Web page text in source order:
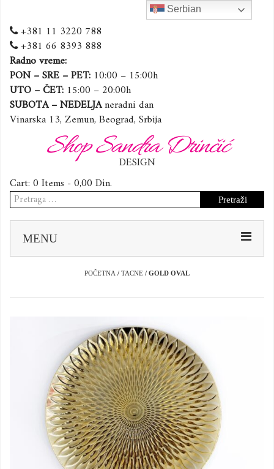
+381 11 3220 788
+381 66 8393 888
Radno vreme:
PON – SRE – PET: 10:00 – 15:00h
UTO – ČET: 15:00 – 20:00h
SUBOTA – NEDELJAneradni dan
Vinarska 13, Zemun, Beograd, Srbija
Shop Sandra Drinčić
DESIGN
Cart: 0 Items -0,00 Din.
Pretraga
za:
MENU
POČETNA / TACNE / GOLD OVAL
Serbian